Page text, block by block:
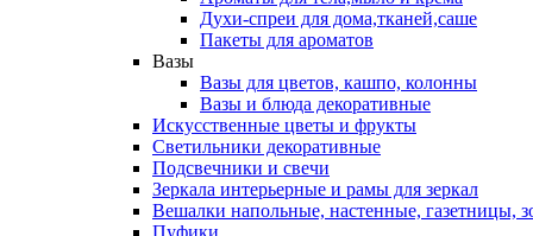
Духи-спреи для дома,тканей,саше
Пакеты для ароматов
Вазы
Вазы для цветов, кашпо, колонны
Вазы и блюда декоративные
Искусственные цветы и фрукты
Светильники декоративные
Подсвечники и свечи
Зеркала интерьерные и рамы для зеркал
Вешалки напольные, настенные, газетницы,
Пуфики